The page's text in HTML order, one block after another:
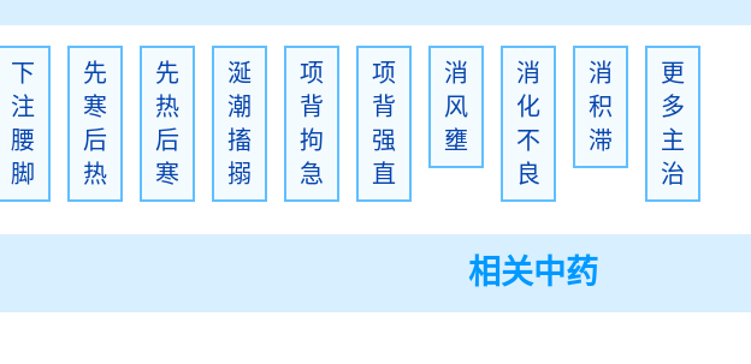
下
注
腰
脚
先
寒
后
热
先
热
后
寒
涎
潮
搐
搦
项
背
拘
急
项
背
强
直
消
风
壅
消
化
不
良
消
积
滞
更
多
主
治
相关中药